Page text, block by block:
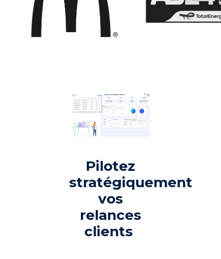
Pilotez
stratégiquement
vos
relances
clients